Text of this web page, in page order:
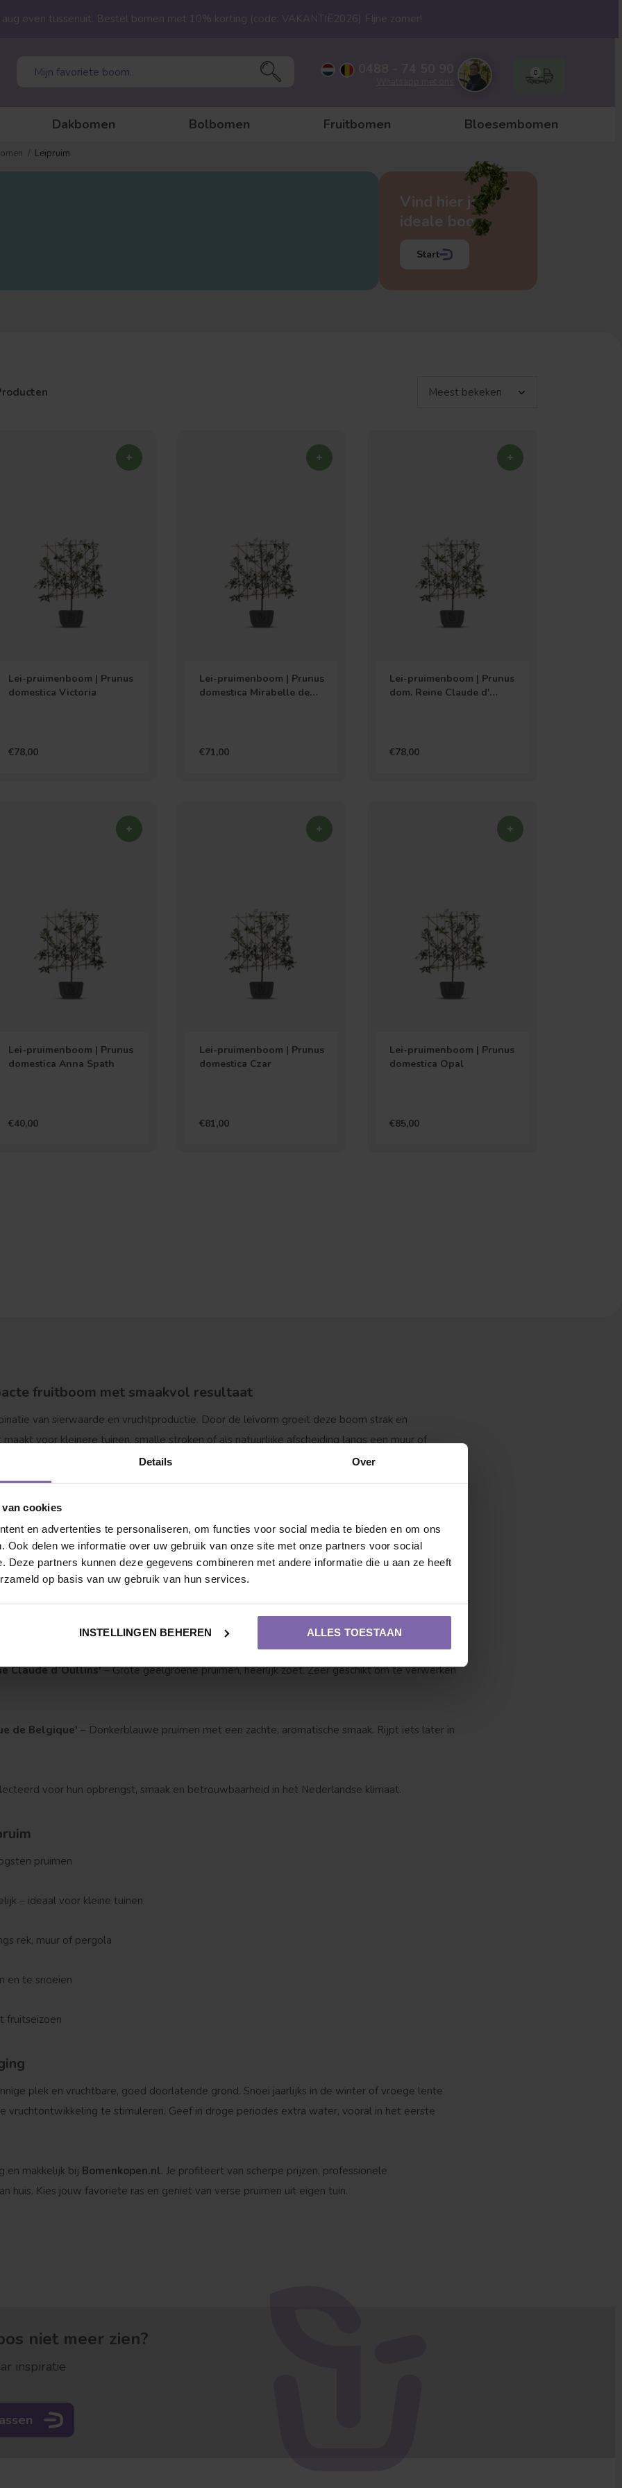
Details Over
cookies
en advertenties te personaliseren, om functies voor social media te bieden en om ons
Ook delen we informatie over uw gebruik van onze site met onze partners voor social
Deze partners kunnen deze gegevens combineren met andere informatie die u aan ze heeft
op basis van uw gebruik van hun services.
INSTELLINGEN BEHEREN ALLES TOESTAAN
Dakbomen Bolbomen Fruitbomen Bloesembomen
0
even tussenuit. Bestel bomen met 10% korting (code: VAKANTIE2026) FIjne zomer!
Leipruim
Vind hier je
ideale boom
Start
Lei-pruimenboom | Prunus
domestica Victoria
€78,00
Lei-pruimenboom | Prunus
domestica Mirabelle de
€71,00
Lei-pruimenboom | Prunus
dom. Reine Claude d'
€78,00
Lei-pruimenboom | Prunus
domestica Anna Spath
€40,00
Lei-pruimenboom | Prunus
domestica Czar
€81,00
Lei-pruimenboom | Prunus
domestica Opal
€85,00
fruitboom met smaakvol resultaat
van sierwaarde en vruchtproductie. Door de leivorm groeit deze boom strak en
voor kleinere tuinen, smalle stroken of als natuurlijke afscheiding langs een muur of
je gezonde, krachtige leipruimen van diverse rassen – direct van de kwekerij.
rassen aan, elk met unieke eigenschappen:
– Vroeg ras met zoete, sappige vruchten. Rijpt in juli/augustus.
Claude d’Oullins'– Grote geelgroene pruimen, heerlijk zoet. Zeer geschikt om te verwerken
de Belgique' – Donkerblauwe pruimen met een zachte, aromatische smaak. Rijpt iets later in
voor hun opbrengst, smaak en betrouwbaarheid in het Nederlandse klimaat.
pruimen
– ideaal voor kleine tuinen
rek, muur of pergola
en te snoeien
fruitseizoen
plek en vruchtbare, goed doorlatende grond. Snoei jaarlijks in de winter of vroege lente
vruchtontwikkeling te stimuleren. Geef in droge periodes extra water, vooral in het eerste
en makkelijk bij Bomenkopen.nl. Je profiteert van scherpe prijzen, professionele
huis. Kies jouw favoriete ras en geniet van verse pruimen uit eigen tuin.
niet meer zien?
inspiratie
Dakvorm Bolvorm Verspreide vorm
Vruchtdragend Meerstammige vorm Zuilvorm